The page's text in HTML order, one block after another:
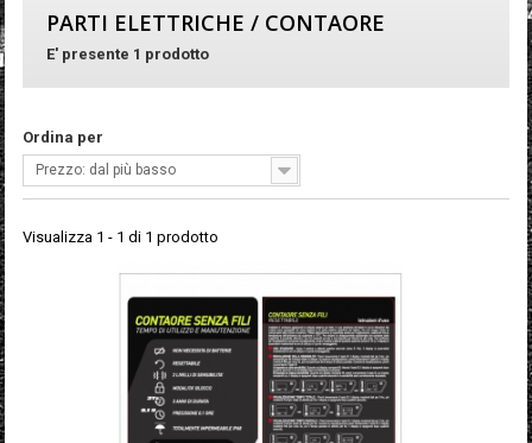
PARTI ELETTRICHE / CONTAORE
E' presente 1 prodotto
Ordina per
Prezzo: dal più basso
Visualizza 1 - 1 di 1 prodotto